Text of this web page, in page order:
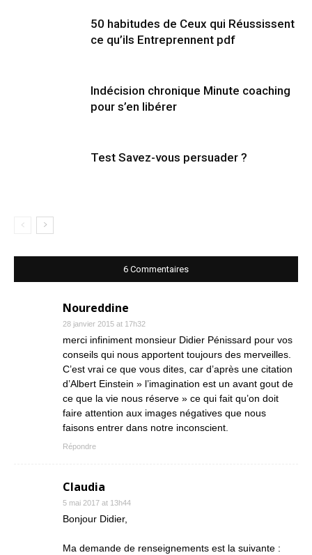
50 habitudes de Ceux qui Réussissent
ce qu’ils Entreprennent pdf
Indécision chronique Minute coaching
pour s’en libérer
Test Savez-vous persuader ?
6 Commentaires
Noureddine
28 janvier 2015 at 17h32
merci infiniment monsieur Didier Pénissard pour vos
conseils qui nous apportent toujours des merveilles.
C’est vrai ce que vous dites, car d’après une citation
d’Albert Einstein » l’imagination est un avant gout de
ce que la vie nous réserve » ce qui fait qu’on doit
faire attention aux images négatives que nous
faisons entrer dans notre inconscient.
Répondre
Claudia
5 mai 2017 at 13h44
Bonjour Didier,
Ma demande de renseignements est la suivante :